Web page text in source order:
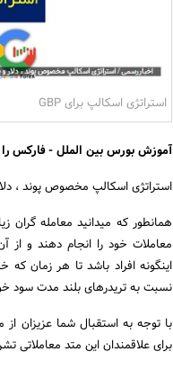
استراتژی اسکالپ برای GBP
آموزش بورس بین الملل- فارکس
استراتژی اسکالپ مخصوص پوند ،
همانطور که میدانید معامله گران
معاملات خود را انجام دهند و از
اینگونه افراد باشد تا هر زمان که
نسبت به تریدرهای بلند مدت سود
با توجه به استقبال شما عزیزان
برای علاقمندان این متد معاملاتی